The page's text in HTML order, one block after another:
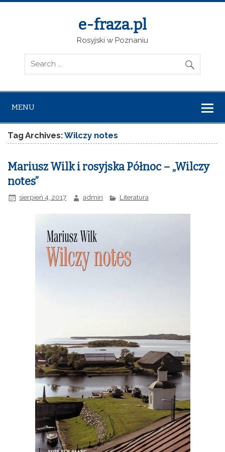
e-fraza.pl
Rosyjski w Poznaniu
MENU
Tag Archives:Wilczy notes
Mariusz Wilk i rosyjska Północ – „Wilczy
notes”
sierpień 4, 2017 admin Literatura